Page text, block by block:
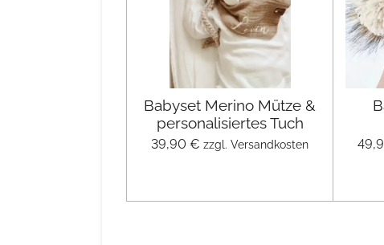
Babyset Merino Mütze &
personalisiertes Tuch
39,90 € zzgl. Versandkosten